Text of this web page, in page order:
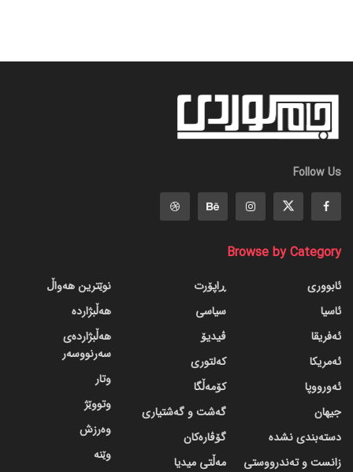
Follow Us
Browse by Category
ئابووری
ئاسیا
ئەفریقا
ئەمریکا
ئەورووپا
جیهان
دسته‌بندی نشده
زانست و تەندرووستی
ڕاپۆرت
سیاسی
ڤیدیۆ
کەلتوری
کۆمەڵگا
گه‌شت و گه‌شتیاری
گۆڤاره‌کان
مەڵتی میدیا
نوێترین هەواڵ
هەڵبژاردە
هەڵبژاردەی
سەرنووسەر
وتار
وتووێژ
وەرزش
وێنە